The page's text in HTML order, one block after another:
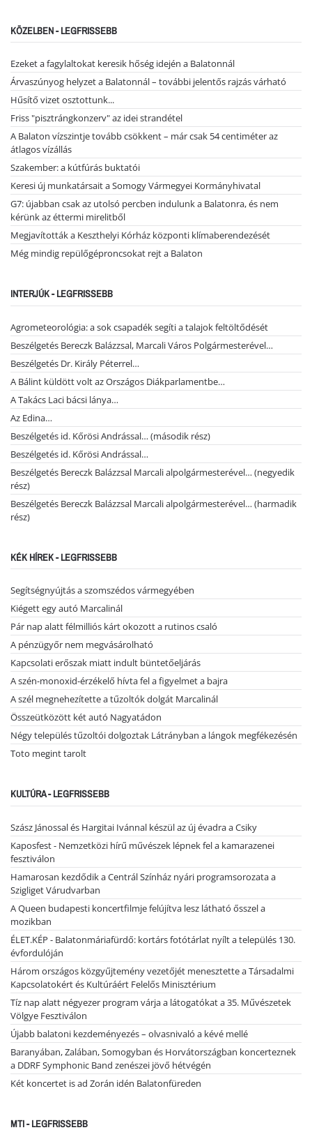
KÖZELBEN - LEGFRISSEBB
Ezeket a fagylaltokat keresik hőség idején a Balatonnál
Árvaszúnyog helyzet a Balatonnál – további jelentős rajzás várható
Hűsítő vizet osztottunk...
Friss "pisztrángkonzerv" az idei strandétel
A Balaton vízszintje tovább csökkent – már csak 54 centiméter az
átlagos vízállás
Szakember: a kútfúrás buktatói
Keresi új munkatársait a Somogy Vármegyei Kormányhivatal
G7: újabban csak az utolsó percben indulunk a Balatonra, és nem
kérünk az éttermi mirelitből
Megjavították a Keszthelyi Kórház központi klímaberendezését
Még mindig repülőgéproncsokat rejt a Balaton
INTERJÚK - LEGFRISSEBB
Agrometeorológia: a sok csapadék segíti a talajok feltöltődését
Beszélgetés Bereczk Balázzsal, Marcali Város Polgármesterével…
Beszélgetés Dr. Király Péterrel…
A Bálint küldött volt az Országos Diákparlamentbe…
A Takács Laci bácsi lánya…
Az Edina…
Beszélgetés id. Kőrösi Andrással… (második rész)
Beszélgetés id. Kőrösi Andrással…
Beszélgetés Bereczk Balázzsal Marcali alpolgármesterével… (negyedik
rész)
Beszélgetés Bereczk Balázzsal Marcali alpolgármesterével… (harmadik
rész)
KÉK HÍREK - LEGFRISSEBB
Segítségnyújtás a szomszédos vármegyében
Kiégett egy autó Marcalinál
Pár nap alatt félmilliós kárt okozott a rutinos csaló
A pénzügyőr nem megvásárolható
Kapcsolati erőszak miatt indult büntetőeljárás
A szén-monoxid-érzékelő hívta fel a figyelmet a bajra
A szél megnehezítette a tűzoltók dolgát Marcalinál
Összeütközött két autó Nagyatádon
Négy település tűzoltói dolgoztak Látrányban a lángok megfékezésén
Toto megint tarolt
KULTÚRA - LEGFRISSEBB
Szász Jánossal és Hargitai Ivánnal készül az új évadra a Csiky
Kaposfest - Nemzetközi hírű művészek lépnek fel a kamarazenei
fesztiválon
Hamarosan kezdődik a Centrál Színház nyári programsorozata a
Szigliget Várudvarban
A Queen budapesti koncertfilmje felújítva lesz látható ősszel a
mozikban
ÉLET.KÉP - Balatonmáriafürdő: kortárs fotótárlat nyílt a település 130.
évfordulóján
Három országos közgyűjtemény vezetőjét menesztette a Társadalmi
Kapcsolatokért és Kultúráért Felelős Minisztérium
Tíz nap alatt négyezer program várja a látogatókat a 35. Művészetek
Völgye Fesztiválon
Újabb balatoni kezdeményezés – olvasnivaló a kévé mellé
Baranyában, Zalában, Somogyban és Horvátországban koncerteznek
a DDRF Symphonic Band zenészei jövő hétvégén
Két koncertet is ad Zorán idén Balatonfüreden
MTI - LEGFRISSEBB